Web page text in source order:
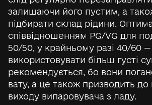
залишаючи його пустим, а
підбирати склад рідини.
співвідношенням PG/VG для
50/50, у крайньому разі 40/60 —
використовувати більш густі
рекомендується, бо вони
вату, а це також призводить до
виходу випаровувача з ладу.